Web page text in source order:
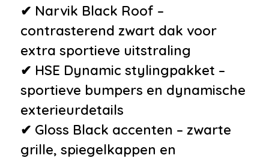
✔ Narvik Black Roof –
contrasterend zwart dak voor
extra sportieve uitstraling
✔ HSE Dynamic stylingpakket –
sportieve bumpers en dynamische
exterieurdetails
✔ Gloss Black accenten – zwarte
grille, spiegelkappen en